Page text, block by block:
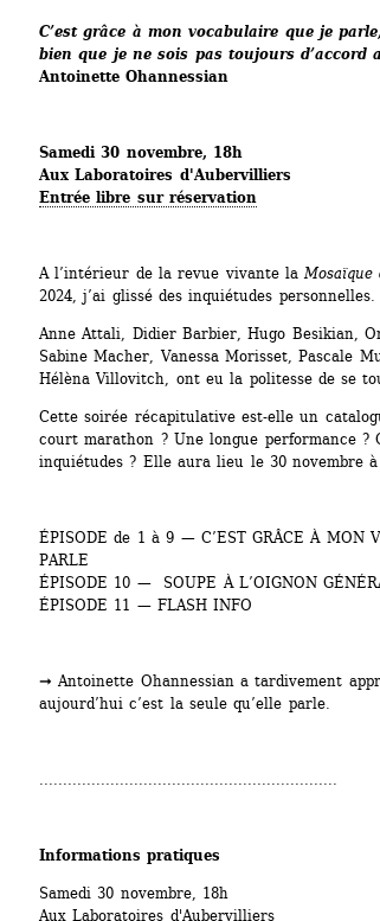
C’est grâce à mon vocabulaire que je
bien que je ne sois pas toujours d’accord
Antoinette Ohannessian
Samedi 30 novembre, 18h
Aux Laboratoires d'Aubervilliers
Entrée libre sur réservation
A l’intérieur de la revue vivante la Mosaïque
2024, j’ai glissé des inquiétudes personnelles.
Anne Attali, Didier Barbier, Hugo Besikian,
Sabine Macher, Vanessa Morisset, Pascale
Hélèna Villovitch, ont eu la politesse de se
Cette soirée récapitulative est-elle un
court marathon ? Une longue performance ?
inquiétudes ? Elle aura lieu le 30 novembre
ÉPISODE de 1 à 9 — C’EST GRÂCE À MON
PARLE
ÉPISODE 10 — SOUPE À L’OIGNON
ÉPISODE 11 — FLASH INFO
➞ Antoinette Ohannessian a tardivement
aujourd’hui c’est la seule qu’elle parle.
...............................................................
Informations pratiques
Samedi 30 novembre, 18h
Aux Laboratoires d'Aubervilliers